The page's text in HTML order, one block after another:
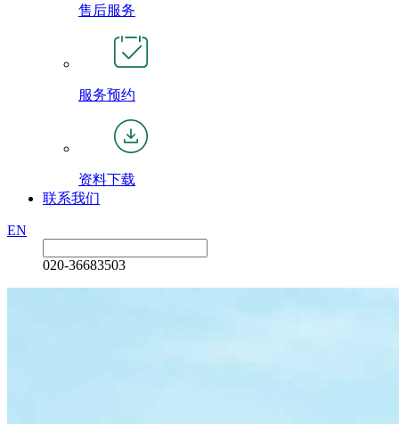
售后服务
服务预约
资料下载
联系我们
EN
020-36683503